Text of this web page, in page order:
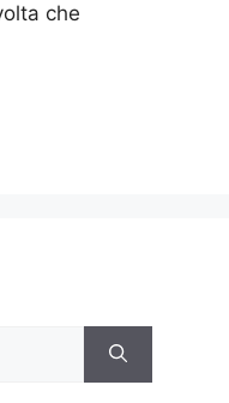
che